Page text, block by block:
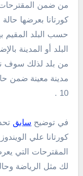
من ضمن المقترحات التي يقوم المساعد الصوتي
كورتانا بعرضها
حسب البلد المقيم
البلد أو المدينة
من بلد لذلك سوف
مدينة معينة ضمن
10 .
في توضيح سابق
المقترحات التي
لك مثل الرياضة